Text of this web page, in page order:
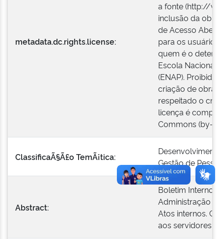
metadata.dc.rights.license:
a fonte (http://
inclusão da
de Acesso
para os
quem é o
Escola
(ENAP).
criação de
respeitado o
licença é
Commons (by-
ClassificaÃ§Ã£o TemÃ¡tica:
Gestão de
Abstract:
Boletim Interno
Administração
Atos internos.
aos servidores